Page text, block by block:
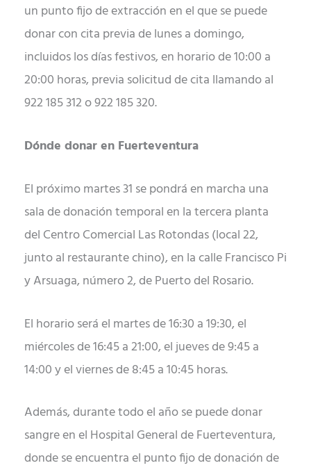
un punto fijo de extracción en el que se puede
donar con cita previa de lunes a domingo,
incluidos los días festivos, en horario de 10:00 a
20:00 horas, previa solicitud de cita llamando al
922 185 312 o 922 185 320.
Dónde donar en Fuerteventura
El próximo martes 31 se pondrá en marcha una
sala de donación temporal en la tercera planta
del Centro Comercial Las Rotondas (local 22,
junto al restaurante chino), en la calle Francisco Pi
y Arsuaga, número 2, de Puerto del Rosario.
El horario será el martes de 16:30 a 19:30, el
miércoles de 16:45 a 21:00, el jueves de 9:45 a
14:00 y el viernes de 8:45 a 10:45 horas.
Además, durante todo el año se puede donar
sangre en el Hospital General de Fuerteventura,
donde se encuentra el punto fijo de donación de